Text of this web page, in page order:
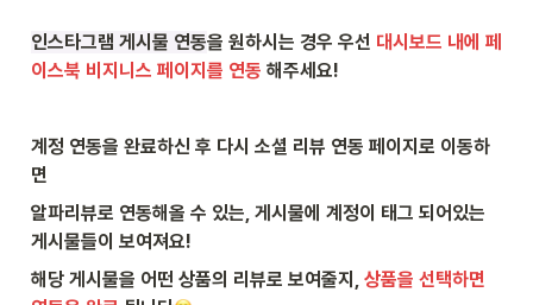
인스타그램 게시물 연동을 원하시는 경우 우선 대시보드 내에 페
이스북 비지니스 페이지를 연동 해주세요!
계정 연동을 완료하신 후 다시 소셜 리뷰 연동 페이지로 이동하
면
알파리뷰로 연동해올 수 있는, 게시물에 계정이 태그 되어있는
게시물들이 보여져요!
해당 게시물을 어떤 상품의 리뷰로 보여줄지, 상품을 선택하면